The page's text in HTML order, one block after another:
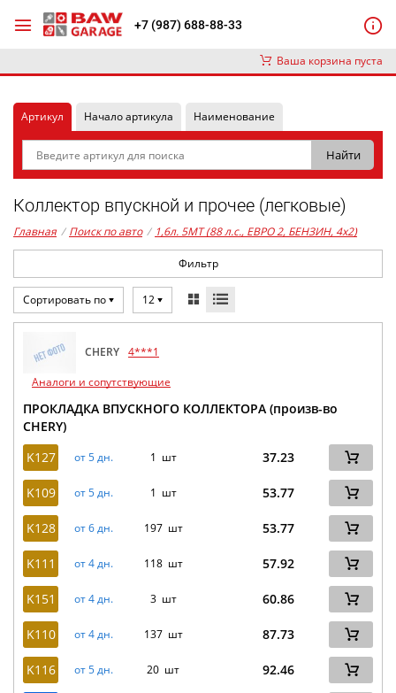
+7 (987) 688-88-33
Ваша корзина пуста
Артикул Начало артикула Наименование
Коллектор впускной и прочее (легковые)
Главная / Поиск по авто / 1,6л. 5MT (88 л.с., ЕВРО 2, БЕНЗИН, 4x2)
Фильтр
Сортировать по 12
CHERY 4***1
Аналоги и сопутствующие
ПРОКЛАДКА ВПУСКНОГО КОЛЛЕКТОРА (произв-во
CHERY)
K127
от 5 дн. 1 шт 37.23
K109 от 5 дн. 1 шт 53.77
K128 от 6 дн. 197 шт 53.77
K111 от 4 дн. 118 шт 57.92
K151 от 4 дн. 3 шт 60.86
K110 от 4 дн. 137 шт 87.73
K116 от 5 дн. 20 шт 92.46